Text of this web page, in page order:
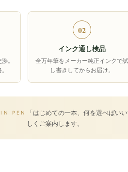
。
02
インク通し検品
全万年筆をメーカー純正インクで試
し書きしてからお届け。
PEN
「はじめての一本、何を選べば
しくご案内します。